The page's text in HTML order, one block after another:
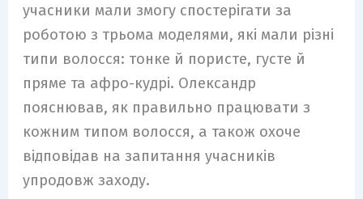
учасники мали змогу спостерігати за
роботою з трьома моделями, які мали різні
типи волосся: тонке й пористе, густе й
пряме та афро-кудрі. Олександр
пояснював, як правильно працювати з
кожним типом волосся, а також охоче
відповідав на запитання учасників
упродовж заходу.